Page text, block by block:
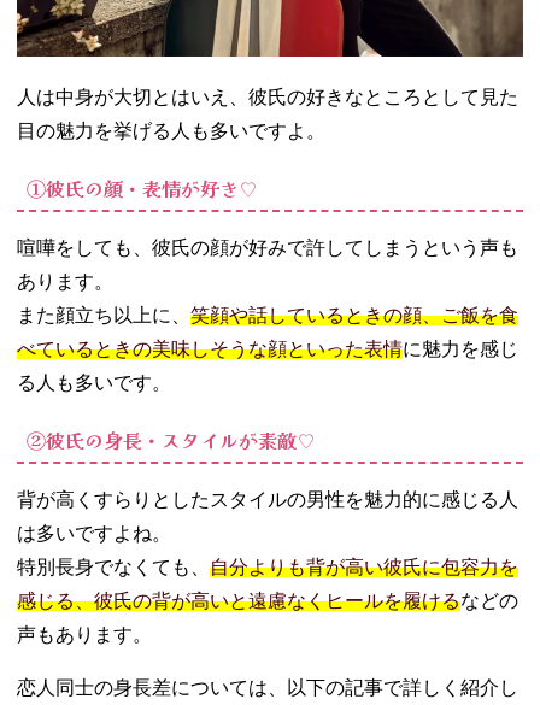
人は中身が大切とはいえ、彼氏の好きなところとして見た
目の魅力を挙げる人も多いですよ。
①彼氏の顔・表情が好き♡
喧嘩をしても、彼氏の顔が好みで許してしまうという声も
あります。
また顔立ち以上に、 笑顔や話しているときの顔、ご飯を食
べているときの美味しそうな顔といった表情に魅力を感じ
る人も多いです。
②彼氏の身長・スタイルが素敵♡
背が高くすらりとしたスタイルの男性を魅力的に感じる人
は多いですよね。
特別長身でなくても、 自分よりも背が高い彼氏に包容力を
感じる、彼氏の背が高いと遠慮なくヒールを履けるなどの
声もあります。
恋人同士の身長差については、以下の記事で詳しく紹介し